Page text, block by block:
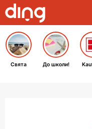
Свята До школи!